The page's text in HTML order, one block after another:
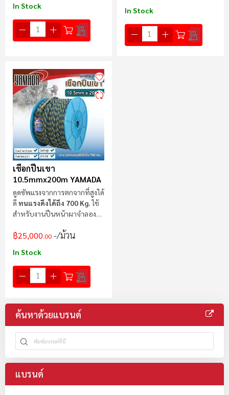
In Stock In Stock
เชือกปีนเขา
10.5mmx200m YAMADA
ดูดซัพแรงจากการตกจากที่สูงได้
ดี ทนแรงดึงได้ถึง 700 Kg.ใช้
สำหรับงานปืนหน้าผาจำลอง
฿25,000.00 /ม้วน
In Stock
ค้นหาด้วยแบรนด์
แบรนด์